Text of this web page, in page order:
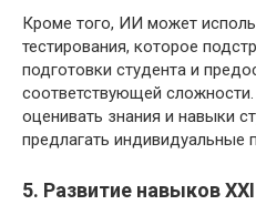
Кроме того, ИИ может
тестирования, которое
подготовки студента и
соответствующей
оценивать знания и навыки
предлагать индивидуальные
5. Развитие навыков